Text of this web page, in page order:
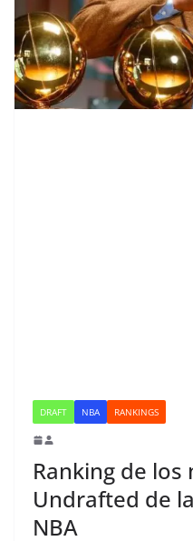
DRAFT NBA RANKINGS
Ranking de los
Undrafted de
NBA